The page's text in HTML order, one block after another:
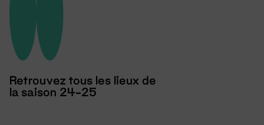
Retrouvez tous les lieux de
la saison 24-25